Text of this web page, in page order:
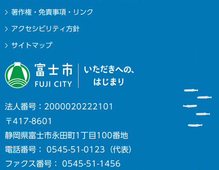
著作権・免責事項・リンク
アクセシビリティ方針
サイトマップ
法人番号：2000020222101
〒417-8601
静岡県富士市永田町1丁目100番地
電話番号： 0545-51-0123（代表）
ファクス番号： 0545-51-1456